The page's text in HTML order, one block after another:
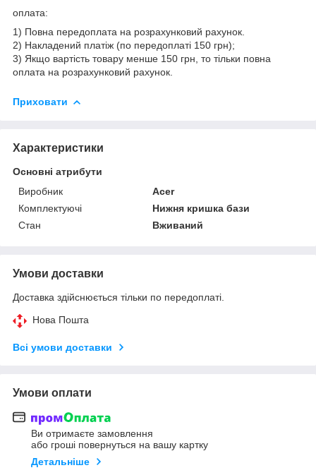
оплата:
1) Повна передоплата на розрахунковий рахунок.
2) Накладений платіж (по передоплаті 150 грн);
3) Якщо вартість товару менше 150 грн, то тільки повна
оплата на розрахунковий рахунок.
Приховати
Характеристики
Основні атрибути
Виробник
Acer
Комплектуючі
Нижня кришка бази
Стан
Вживаний
Умови доставки
Доставка здійснюється тільки по передоплаті.
Нова Пошта
Всі умови доставки
Умови оплати
Ви отримаєте замовлення
або гроші повернуться на вашу картку
Детальніше